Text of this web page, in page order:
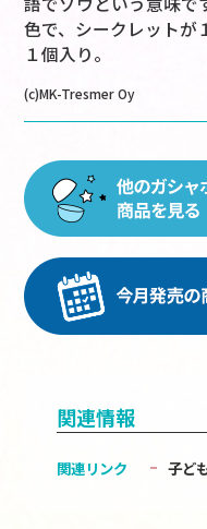
色で、シークレット
１個入り。
(c)MK-Tresmer Oy
関連情報
関連リンク 子ど